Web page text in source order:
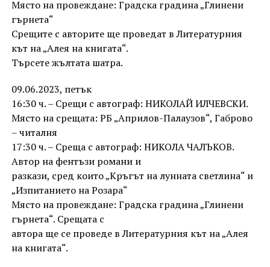
Място на провеждане: Градска градина „Глинени
гърнета“
Срещите с авторите ще проведат в Литературния
кът на „Алея на книгата“.
Търсете жълтата шатра.
09.06.2023, петък
16:30 ч. – Срещи с автограф: НИКОЛАЙ ИЛЧЕВСКИ.
Място на срещата: РБ „Априлов-Палаузов“, Габрово
– читалня
17:30 ч. – Среща с автограф: НИКОЛА ЧАЛЪКОВ.
Автор на фентъзи романи и
разкази, сред които „Кръгът на лунната светлина“ и
„Изпитанието на Розара“
Място на провеждане: Градска градина „Глинени
гърнета“. Срещата с
автора ще се проведе в Литературния кът на „Алея
на книгата“.